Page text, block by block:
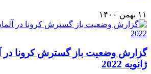
۱۱ بهمن ۱۴۰۰
ژانويه 2022